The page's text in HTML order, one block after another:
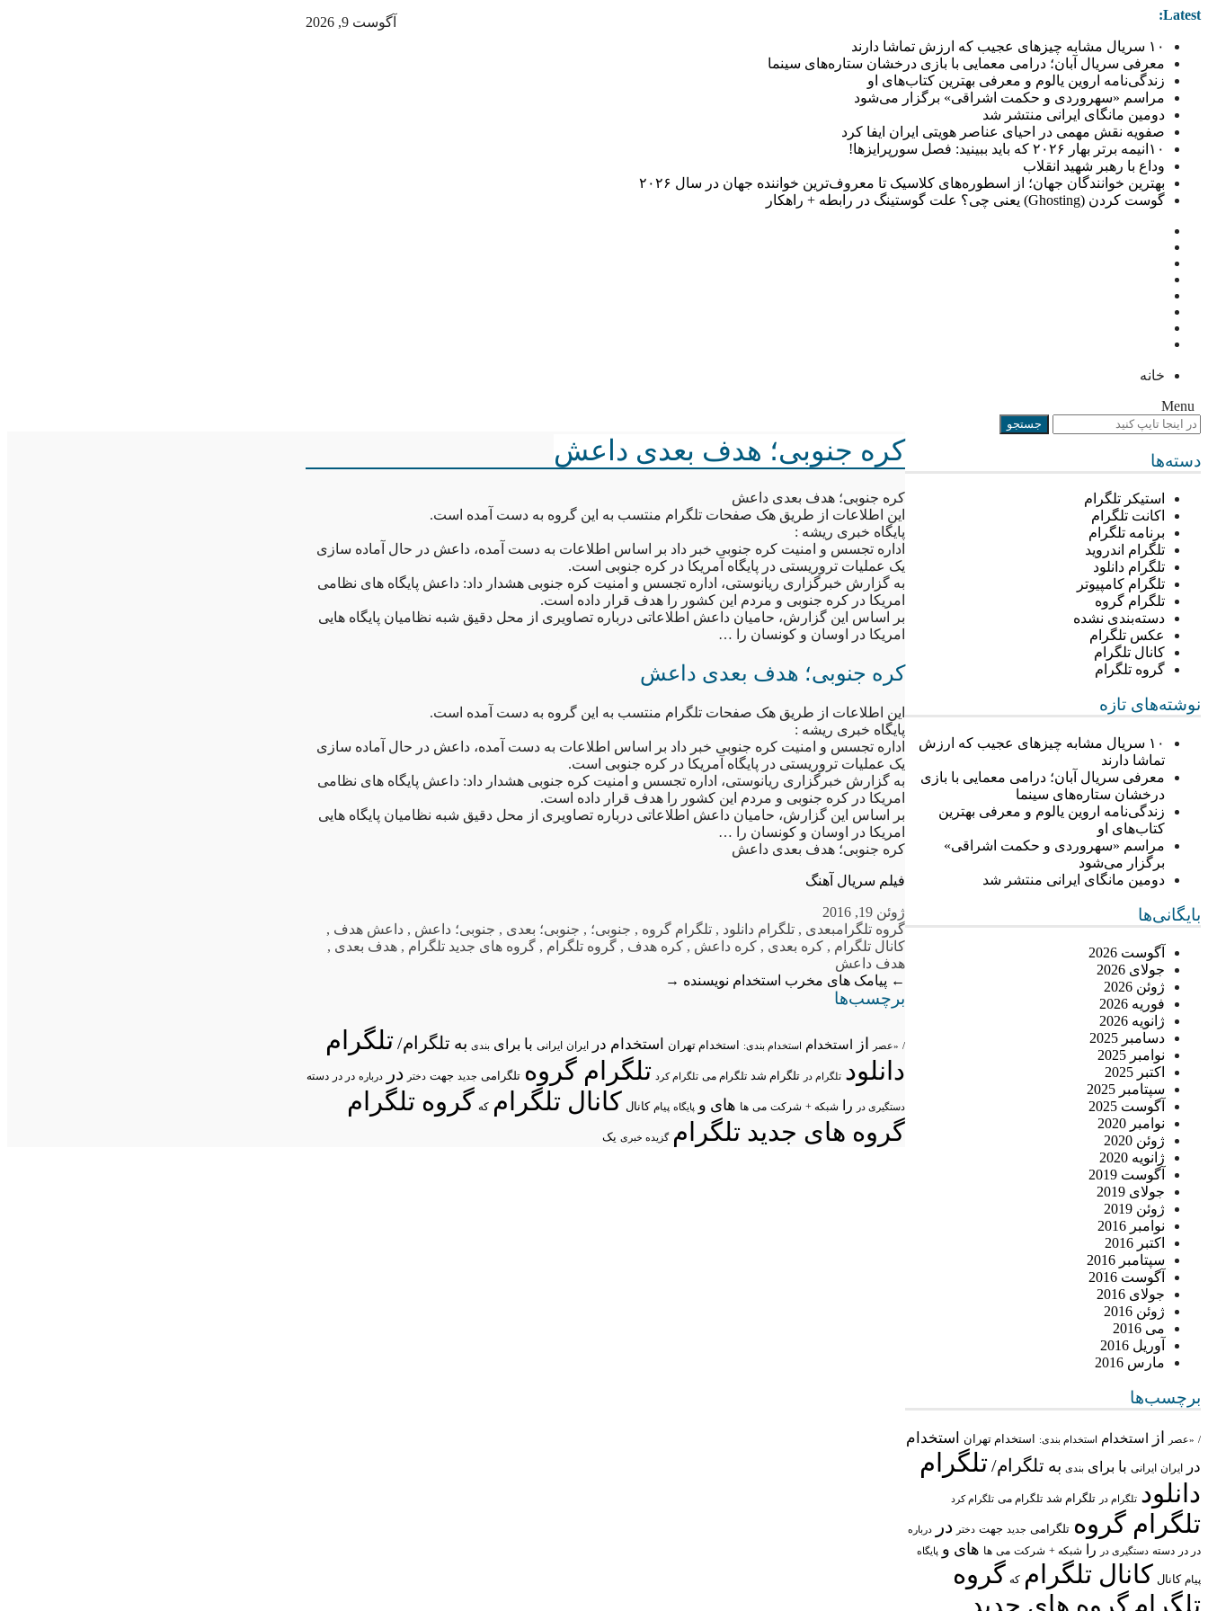
آگوست 9, 2026 Latest:
۱۰ سریال مشابه چیزهای عجیب که ارزش تماشا دارند
معرفی سریال آبان؛ درامی معمایی با بازی درخشان ستاره‌های سینما
زندگی‌نامه اروین یالوم و معرفی بهترین کتاب‌های او
مراسم «سهروردی و حکمت اشراقی» برگزار می‌شود
دومین مانگای ایرانی منتشر شد
صفویه نقش مهمی در احیای عناصر هویتی ایران ایفا کرد
۱۰انیمه برتر بهار ۲۰۲۶ که باید ببینید: فصل سورپرایزها!
وداع با رهبر شهید انقلاب
بهترین خوانندگان جهان؛ از اسطوره‌های کلاسیک تا معروف‌ترین خواننده جهان در سال ۲۰۲۶
گوست کردن (Ghosting) یعنی چی؟ علت گوستینگ در رابطه + راهکار
خانه
Menu
دسته‌ها
استیکر تلگرام
اکانت تلگرام
برنامه تلگرام
تلگرام اندروید
تلگرام دانلود
تلگرام کامپیوتر
تلگرام گروه
دسته‌بندی نشده
عکس تلگرام
کانال تلگرام
گروه تلگرام
نوشته‌های تازه
۱۰ سریال مشابه چیزهای عجیب که ارزش
تماشا دارند
معرفی سریال آبان؛ درامی معمایی با بازی
درخشان ستاره‌های سینما
زندگی‌نامه اروین یالوم و معرفی بهترین
کتاب‌های او
مراسم «سهروردی و حکمت اشراقی»
برگزار می‌شود
دومین مانگای ایرانی منتشر شد
بایگانی‌ها
آگوست 2026
جولای 2026
ژوئن 2026
فوریه 2026
ژانویه 2026
دسامبر 2025
نوامبر 2025
اکتبر 2025
سپتامبر 2025
آگوست 2025
نوامبر 2020
ژوئن 2020
ژانویه 2020
آگوست 2019
جولای 2019
ژوئن 2019
نوامبر 2016
اکتبر 2016
سپتامبر 2016
آگوست 2016
جولای 2016
ژوئن 2016
می 2016
آوریل 2016
مارس 2016
برچسب‌ها
/ «عصر از استخدام استخدام بندی: استخدام تهران
استخدام
در
ایران ایرانی با برای بندی به تلگرام/ تلگرام
دانلود تلگرام در تلگرام شد تلگرام می تلگرام کرد
تلگرام گروه تلگرامی جدید جهت دختر در درباره
در در دسته دستگیری در را شبکه + شرکت می ها های و پایگاه
پیام کانال کانال تلگرام که گروه
تلگرام گروه های جدید
کره جنوبی؛ هدف بعدی داعش
کره جنوبی؛ هدف بعدی داعش
این اطلاعات از طریق هک صفحات تلگرام منتسب به این گروه به دست آمده است.
پایگاه خبری ریشه :
اداره تجسس و امنیت کره جنوبی خبر داد بر اساس اطلاعات به دست آمده، داعش در حال آماده سازی
یک عملیات تروریستی در پایگاه آمریکا در کره جنوبی است.
به گزارش خبرگزاری ریانوستی، اداره تجسس و امنیت کره جنوبی هشدار داد: داعش پایگاه های نظامی
امریکا در کره جنوبی و مردم این کشور را هدف قرار داده است.
بر اساس این گزارش، حامیان داعش اطلاعاتی درباره تصاویری از محل دقیق شبه نظامیان پایگاه هایی
امریکا در اوسان و کونسان را …
کره جنوبی؛ هدف بعدی داعش
این اطلاعات از طریق هک صفحات تلگرام منتسب به این گروه به دست آمده است.
پایگاه خبری ریشه :
اداره تجسس و امنیت کره جنوبی خبر داد بر اساس اطلاعات به دست آمده، داعش در حال آماده سازی
یک عملیات تروریستی در پایگاه آمریکا در کره جنوبی است.
به گزارش خبرگزاری ریانوستی، اداره تجسس و امنیت کره جنوبی هشدار داد: داعش پایگاه های نظامی
امریکا در کره جنوبی و مردم این کشور را هدف قرار داده است.
بر اساس این گزارش، حامیان داعش اطلاعاتی درباره تصاویری از محل دقیق شبه نظامیان پایگاه هایی
امریکا در اوسان و کونسان را …
کره جنوبی؛ هدف بعدی داعش
فیلم سریال آهنگ
ژوئن 19, 2016
گروه تلگرامبعدی , تلگرام دانلود , تلگرام گروه , جنوبی؛ , جنوبی؛ بعدی , جنوبی؛ داعش , داعش هدف ,
کانال تلگرام , کره بعدی , کره داعش , کره هدف , گروه تلگرام , گروه های جدید تلگرام , هدف بعدی ,
هدف داعش
← پیامک های مخرب استخدام نویسنده →
برچسب‌ها
/ «عصر از استخدام استخدام بندی: استخدام تهران استخدام در ایران ایرانی با برای بندی به تلگرام/ تلگرام
دانلود تلگرام در تلگرام شد تلگرام می تلگرام کرد تلگرام گروه تلگرامی جدید جهت دختر در درباره در در دسته
دستگیری در را شبکه + شرکت می ها های و پایگاه پیام کانال کانال تلگرام که گروه تلگرام
گروه های جدید تلگرام گزیده خبری یک